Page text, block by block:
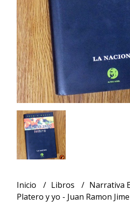
Inicio Libros
Narrativa
Platero y yo - Juan Ramon